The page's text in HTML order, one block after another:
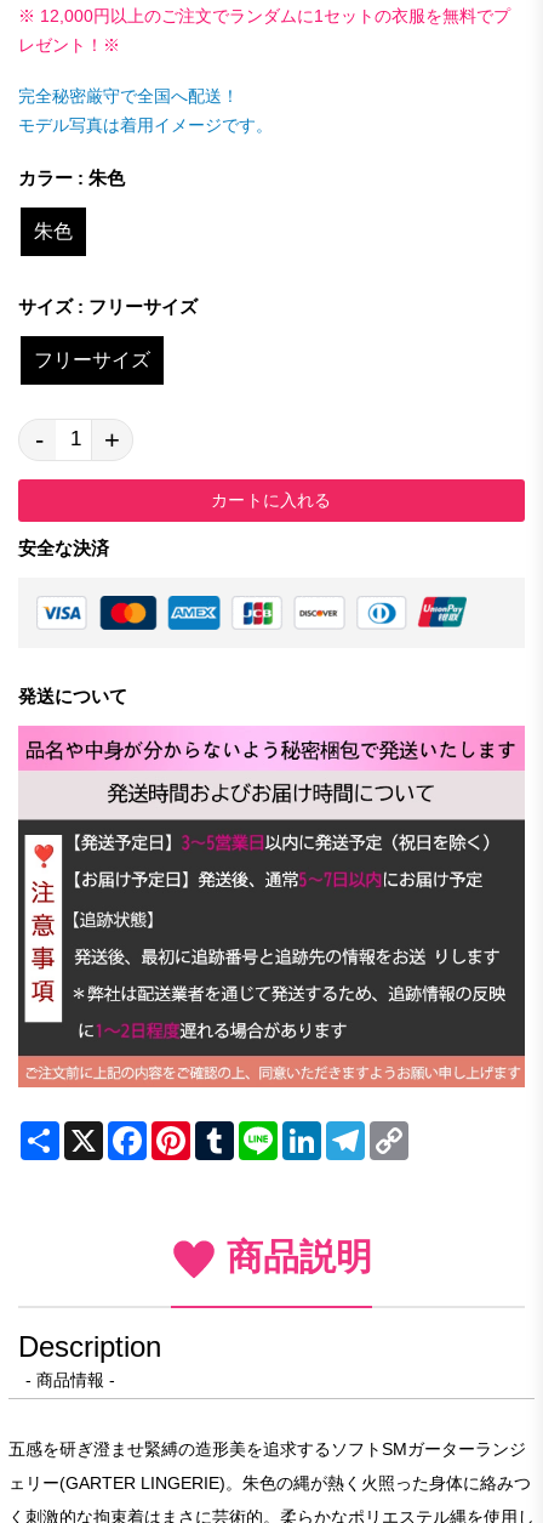
※ 12,000円以上のご注文でランダムに1セットの衣服を無料でプ
レゼント！※
完全秘密厳守で全国へ配送！
モデル写真は着用イメージです。
カラー : 朱色
朱色
サイズ : フリーサイズ
フリーサイズ
- +
カートに入れる
安全な決済
発送について
Share X FacebookPinterestTumblrLine LinkedInTelegram
商品説明
Description
- 商品情報 -
五感を研ぎ澄ませ緊縛の造形美を追求するソフトSMガーターランジ
ェリー(GARTER LINGERIE)。朱色の縄が熱く火照った身体に絡みつ
く刺激的な拘束着はまさに芸術的。柔らかなポリエステル縄を使用し